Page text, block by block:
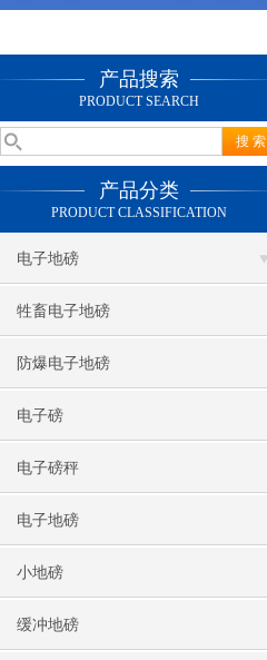
产品搜索
PRODUCT SEARCH
产品分类
PRODUCT CLASSIFICATION
电子地磅
牲畜电子地磅
防爆电子地磅
电子磅
电子磅秤
电子地磅
小地磅
缓冲地磅